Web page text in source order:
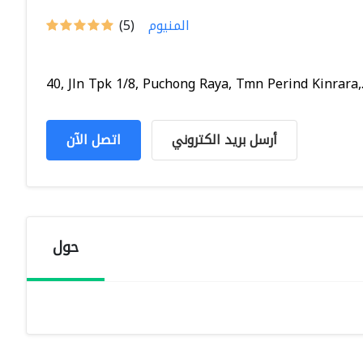
(5) المنيوم
40, Jln Tpk 1/8, Puchong Raya, Tmn Perind
اتصل الآن أرسل بريد الكتروني
حول